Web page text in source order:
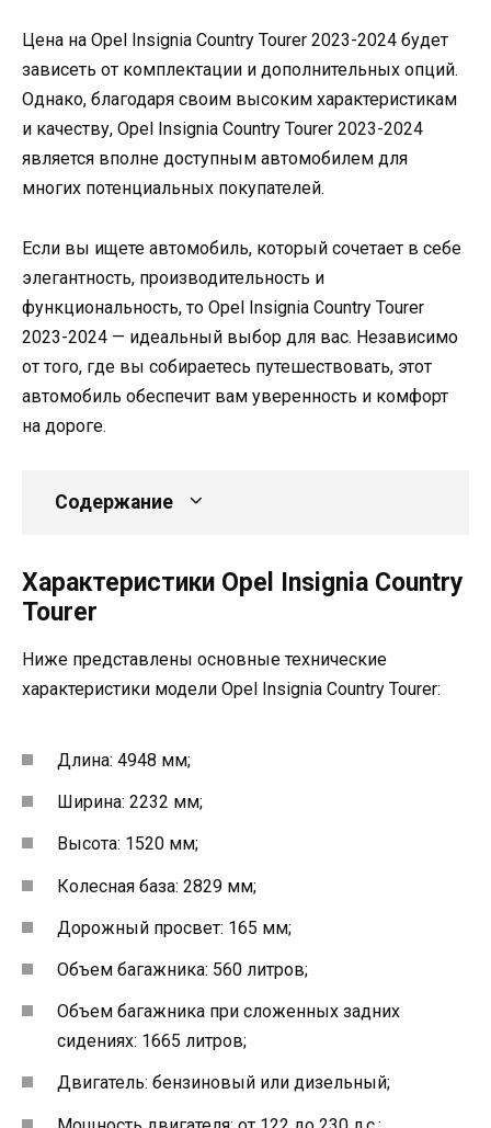
Цена на Opel Insignia Country Tourer 2023-2024 будет
зависеть от комплектации и дополнительных опций.
Однако, благодаря своим высоким характеристикам
и качеству, Opel Insignia Country Tourer 2023-2024
является вполне доступным автомобилем для
многих потенциальных покупателей.
Если вы ищете автомобиль, который сочетает в себе
элегантность, производительность и
функциональность, то Opel Insignia Country Tourer
2023-2024 — идеальный выбор для вас. Независимо
от того, где вы собираетесь путешествовать, этот
автомобиль обеспечит вам уверенность и комфорт
на дороге.
Содержание
Характеристики Opel Insignia Country
Tourer
Ниже представлены основные технические
характеристики модели Opel Insignia Country Tourer:
Длина: 4948 мм;
Ширина: 2232 мм;
Высота: 1520 мм;
Колесная база: 2829 мм;
Дорожный просвет: 165 мм;
Объем багажника: 560 литров;
Объем багажника при сложенных задних
сидениях: 1665 литров;
Двигатель: бензиновый или дизельный;